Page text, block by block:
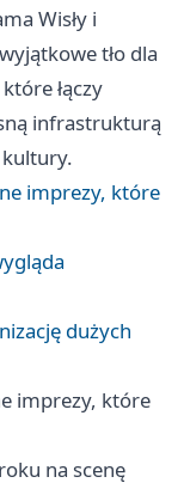
Wisły i
tło dla
łączy
infrastrukturą
imprezy, które
dużych
imprezy, które
na scenę